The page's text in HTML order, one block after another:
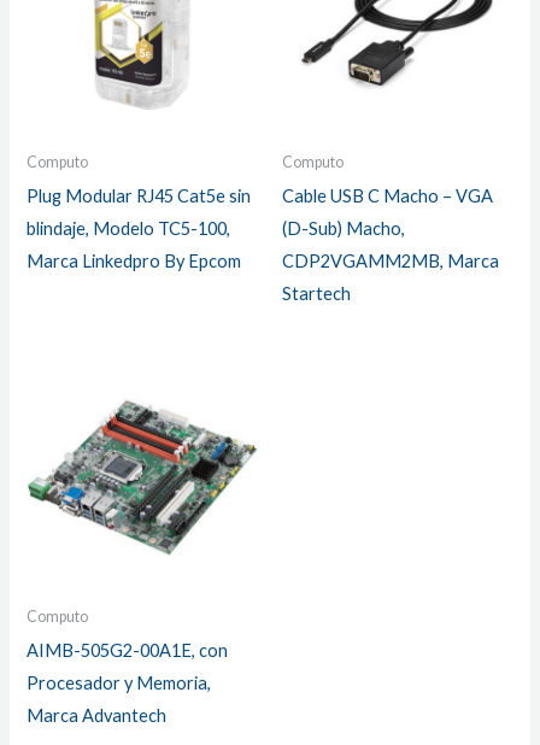
Computo
Plug Modular RJ45 Cat5e sin
blindaje, Modelo TC5-100,
Marca Linkedpro By Epcom
Computo
Cable USB C Macho – VGA
(D-Sub) Macho,
CDP2VGAMM2MB, Marca
Startech
Computo
AIMB-505G2-00A1E, con
Procesador y Memoria,
Marca Advantech